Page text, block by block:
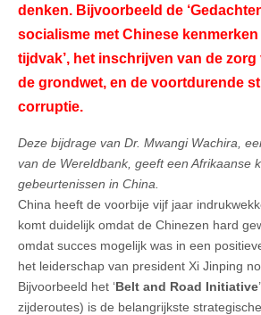
denken. Bijvoorbeeld de
socialisme met Chinese
tijdvak’, het inschrijven van de
de grondwet, en de voortdurende
corruptie.
Deze bijdrage van Dr. Mwangi Wachira,
van de Wereldbank, geeft een Afrikaanse
gebeurtenissen in China.
China heeft de voorbije vijf jaar
komt duidelijk omdat de Chinezen hard
omdat succes mogelijk was in een
het leiderschap van president Xi Jinping
Bijvoorbeeld het ‘Belt and Road Initiative
zijderoutes) is de belangrijkste